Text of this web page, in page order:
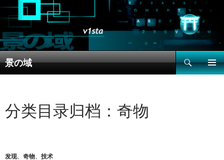
景の域
搜
索
文
分类目录归档：奇物
发现、 奇物、 技术